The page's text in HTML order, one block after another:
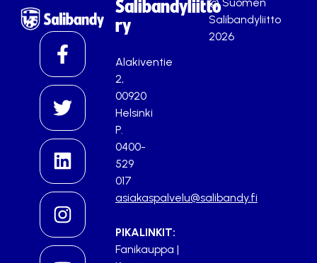
Salibandyliitto
ry
Alakiventie
2,
00920
Helsinki
P.
0400-
529
017
asiakaspalvelu@salibandy.fi
PIKALINKIT:
Fanikauppa |
Salibandyliitto
2026